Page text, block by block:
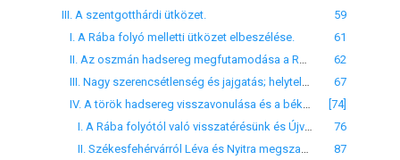
III. A szentgotthárdi ütközet.
59
I. A Rába folyó melletti ütközet elbeszélése.
61
62
67
[74]
76
87